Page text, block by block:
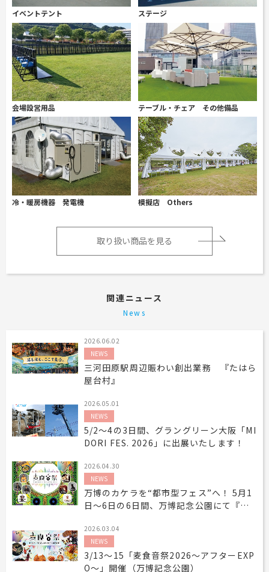
イベントテント ステージ
会場設営用品 テーブル・チェア その他備品
冷・暖房機器 発電機 模擬店 Others
取り扱い商品を見る
関連ニュース
News
2026.06.02
NEWS
三河田原駅周辺賑わい創出業務 『たはら
屋台村』
2026.05.01
NEWS
5/2～4の3日間、グラングリーン大阪「MI
DORI FES. 2026」に出展いたします！
2026.04.30
NEWS
万博のカケラを“都市型フェス”へ！ 5月1
日〜6日の6日間、万博記念公園にて『麦
2026.03.04
NEWS
3/13～15「麦食音祭2026～アフターEXP
O～」開催（万博記念公園）